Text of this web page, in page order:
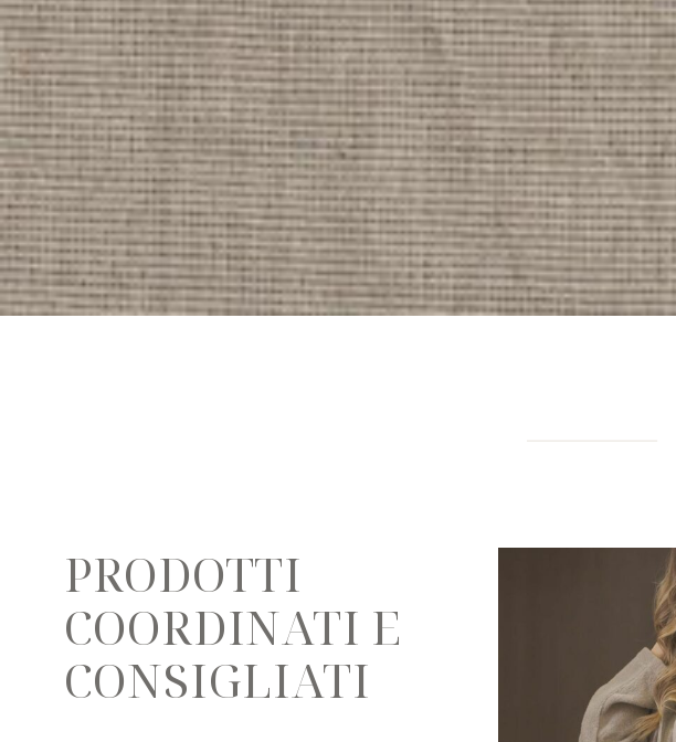
PRODOTTI
COORDINATI E
CONSIGLIATI